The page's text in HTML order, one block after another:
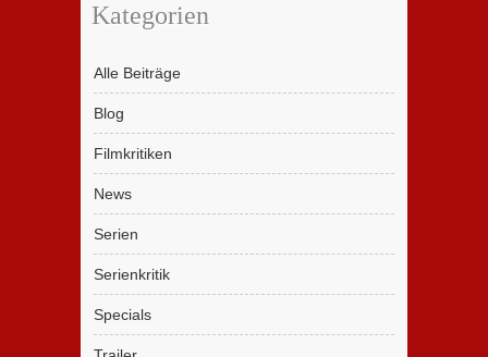
Kategorien
Alle Beiträge
Blog
Filmkritiken
News
Serien
Serienkritik
Specials